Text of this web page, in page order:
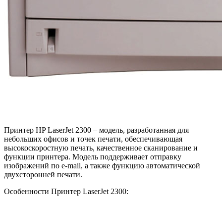
Принтер HP LaserJet 2300 – модель, разработанная для
небольших офисов и точек печати, обеспечивающая
высокоскоростную печать, качественное сканирование и
функции принтера. Модель поддерживает отправку
изображений по e-mail, а также функцию автоматической
двухсторонней печати.
Особенности Принтер LaserJet 2300: